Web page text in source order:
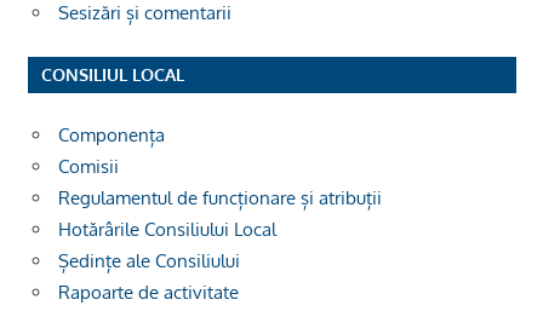
Sesizări și comentarii
CONSILIUL LOCAL
Componența
Comisii
Regulamentul de funcționare și atribuții
Hotărârile Consiliului Local
Ședințe ale Consiliului
Rapoarte de activitate